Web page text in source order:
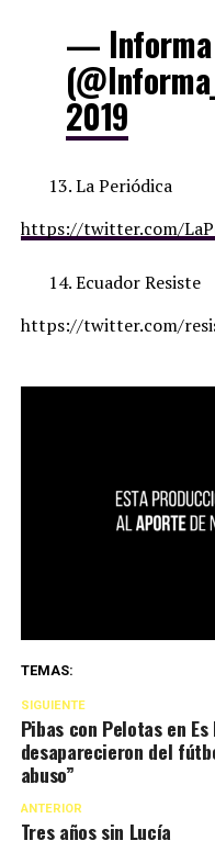
— Informa
2019
La Periódica
https://twitter.com/
Ecuador Resiste
https://twitter.com/
TEMAS:
SIGUIENTE
Pibas con Pelotas en
desaparecieron del
abuso”
ANTERIOR
Tres años sin Lucía